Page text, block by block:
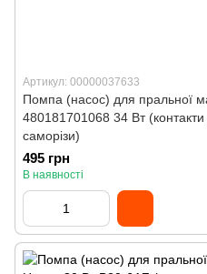
Артикул: 00000037633
Помпа (насос) для пральної
480181701068 34 Вт (контакти
саморізи)
495 грн
В наявності